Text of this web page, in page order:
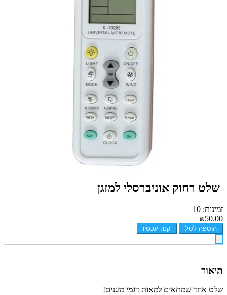
️ שלט רחוק אוניברסלי למזגן
זמינות: 10
₪50.00
הוספה לסל קנה עכשיו
תיאור
שלט אחד שמתאים למאות דגמי מזגנים!